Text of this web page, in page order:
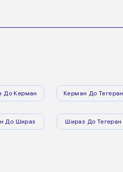
До Керман Керман До Тегеран
До Шираз Шираз До Тегеран